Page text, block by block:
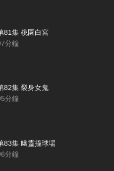
81集 桃園白宮
分鐘
82集 裂身女鬼
分鐘
83集 幽靈撞球場
分鐘